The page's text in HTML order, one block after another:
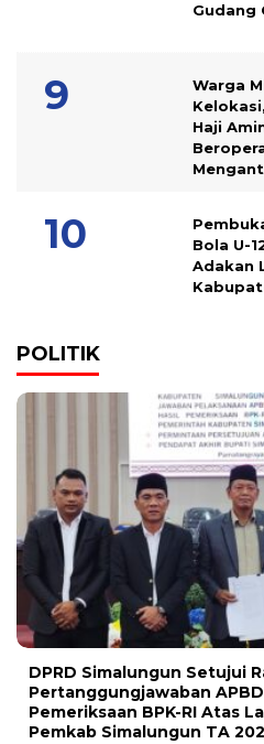
Gudang
Warga
Haji
Bola U-
Adakan
POLITIK
DPRD Simalungun Setujui
Pertanggungjawaban
Pemeriksaan BPK-RI Atas
Pemkab Simalungun TA